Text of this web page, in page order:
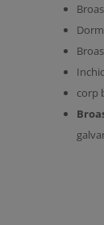
corp